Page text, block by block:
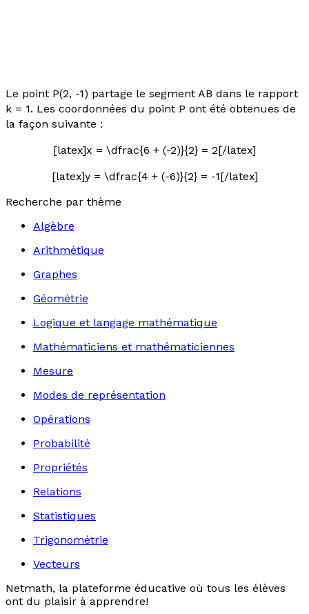
Le point P(2, -1) partage le segment AB dans le rapport
k = 1. Les coordonnées du point P ont été obtenues de
la façon suivante :
[latex]x = \dfrac{6 + (-2)}{2} = 2[/latex]
[latex]y = \dfrac{4 + (-6)}{2} = -1[/latex]
Recherche par thème
Algèbre
Arithmétique
Graphes
Géométrie
Logique et langage mathématique
Mathématiciens et mathématiciennes
Mesure
Modes de représentation
Opérations
Probabilité
Propriétés
Relations
Statistiques
Trigonométrie
Vecteurs
Netmath, la plateforme éducative où tous les élèves
ont du plaisir à apprendre!